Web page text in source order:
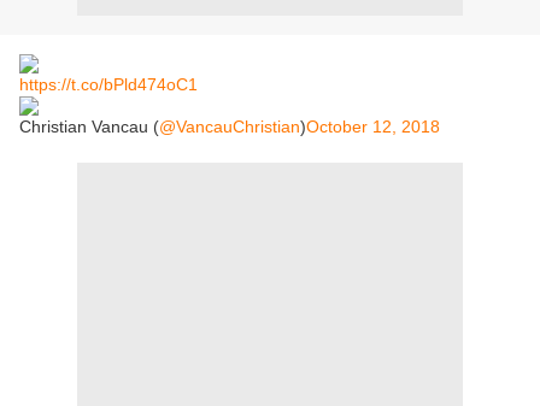
https://t.co/bPld474oC1
Christian Vancau (@VancauChristian)October 12, 2018